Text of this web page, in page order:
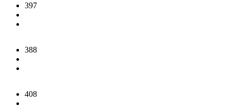
397
388
408